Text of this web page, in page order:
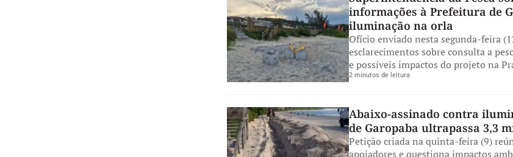
informações à Prefeitura de
iluminação na orla
Ofício enviado nesta segunda-feira
esclarecimentos sobre consulta a
e possíveis impactos do projeto na
2 minutos de leitura
Abaixo-assinado contra
de Garopaba ultrapassa 3,3
Petição criada na quinta-feira (9)
apoiadores e questiona impactos